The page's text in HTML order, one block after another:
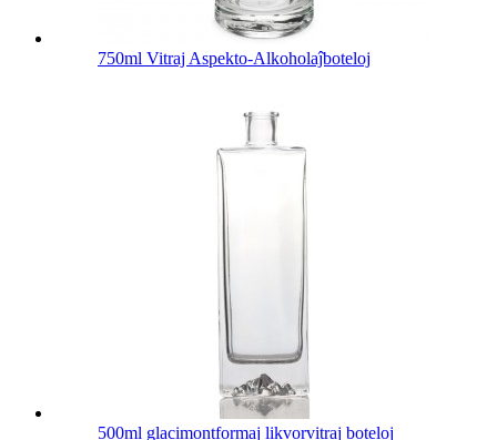
750ml Vitraj Aspekto-Alkoholaĵboteloj
500ml glacimontformaj likvorvitraj boteloj